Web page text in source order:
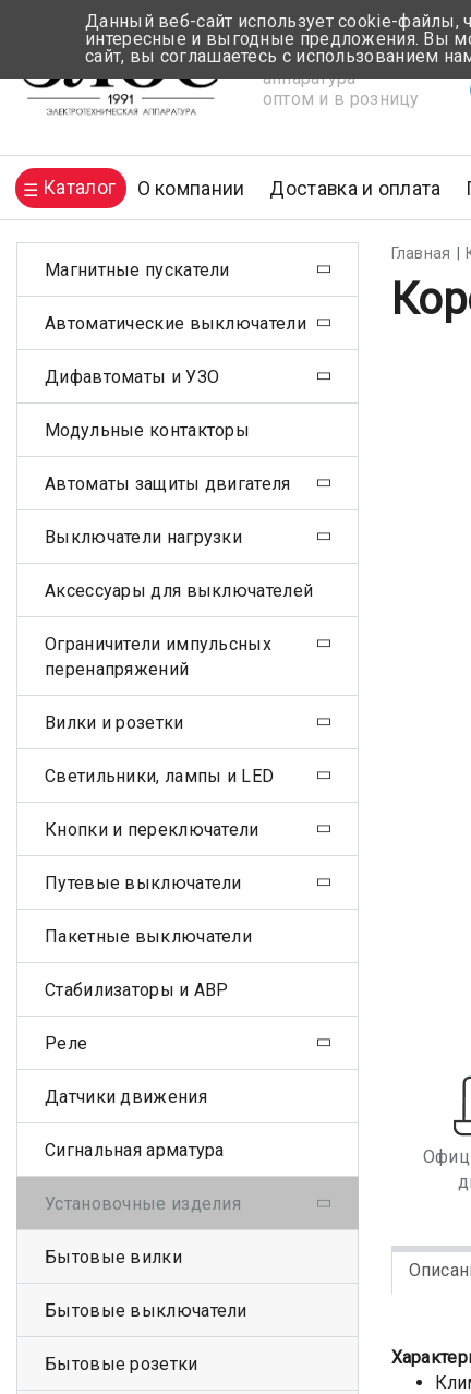
Электротехническая
аппаратура
оптом и в розницу
Каталог О компании Доставка и оплата
Главная
Магнитные пускатели
Автоматические выключатели
Дифавтоматы и УЗО
Модульные контакторы
Автоматы защиты двигателя
Выключатели нагрузки
Аксессуары для выключателей
Ограничители импульсных
перенапряжений
Вилки и розетки
Светильники, лампы и LED
Кнопки и переключатели
Путевые выключатели
Пакетные выключатели
Стабилизаторы и АВР
Реле
Датчики движения
Сигнальная арматура
Установочные изделия
Бытовые вилки
Бытовые выключатели
Бытовые розетки
Данный веб-сайт использует cookie-файлы,
интересные и выгодные предложения. Вы
сайт, вы соглашаетесь с использованием